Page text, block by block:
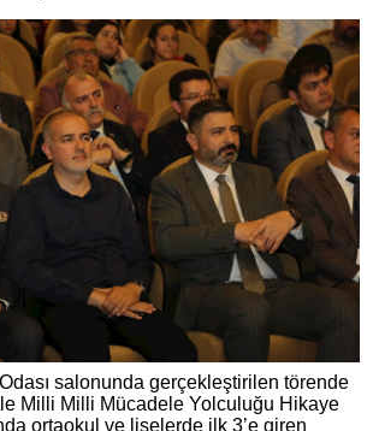
salonunda gerçekleştirilen törende
Milli Milli Mücadele Yolculuğu Hikaye
ortaokul ve liselerde ilk 3’e giren